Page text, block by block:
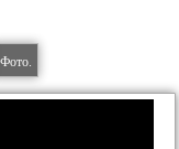
Фото.